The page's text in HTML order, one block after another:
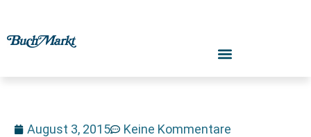
August 3, 2015 Keine Kommentare